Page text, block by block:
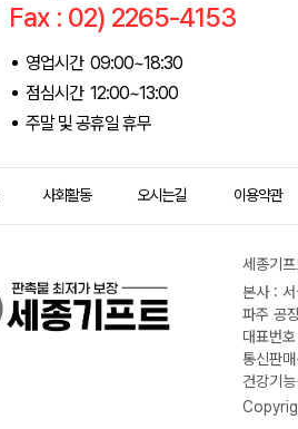
Fax : 02) 2265-4153
영업시간 09:00~18:30
점심시간 12:00~13:00
주말 및 공휴일 휴무
사회활동 오시는길 이용약관
세종기
본사 :
파주 공
대표번
통신판
건강기